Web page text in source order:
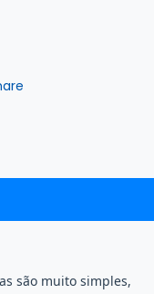
são muito simples,